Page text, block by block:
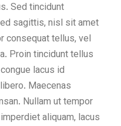
Sed tincidunt
sagittis, nisl sit amet
consequat tellus, vel
Proin tincidunt tellus
lacus id
Maecenas
Nullam ut tempor
aliquam, lacus